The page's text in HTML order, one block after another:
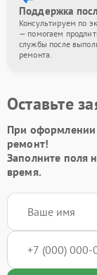
Поддержка
Консультируем по
— помогаем
службы после
ремонта.
Оставьте
При
ремонт!
Заполните поля
время.